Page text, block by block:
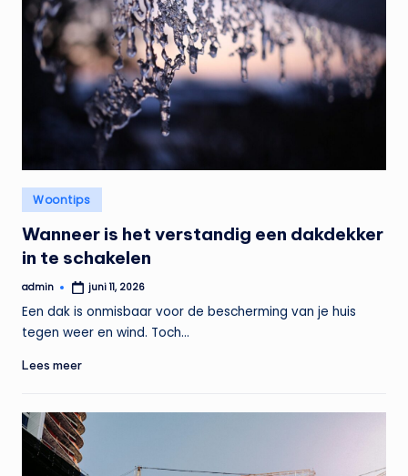
Geplaatst
in
Woontips
Wanneer is het verstandig een dakdekker
in te schakelen
Geplaatst
admin juni 11, 2026
Een dak is onmisbaar voor de bescherming van je huis
tegen weer en wind. Toch…
Lees meer